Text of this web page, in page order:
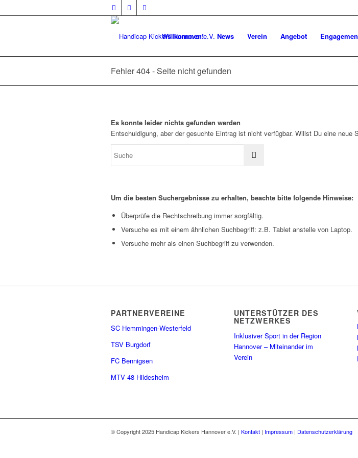
Willkommen! News Verein Angebot
Fehler 404 - Seite nicht gefunden
Es konnte leider nichts gefunden werden
Entschuldigung, aber der gesuchte Eintrag ist nicht verfügbar. Willst Du eine neue
Um die besten Suchergebnisse zu erhalten, beachte bitte folgende Hinweise:
Überprüfe die Rechtschreibung immer sorgfältig.
Versuche es mit einem ähnlichen Suchbegriff: z.B. Tablet anstelle von Laptop.
Versuche mehr als einen Suchbegriff zu verwenden.
PARTNERVEREINE
SC Hemmingen-Westerfeld
TSV Burgdorf
FC Bennigsen
MTV 48 Hildesheim
UNTERSTÜTZER DES
NETZWERKES
Inklusiver Sport in der Region
Hannover – Miteinander im
Verein
© Copyright 2025 Handicap Kickers Hannover e.V. | Kontakt | Impressum | Datenschutzerklärung